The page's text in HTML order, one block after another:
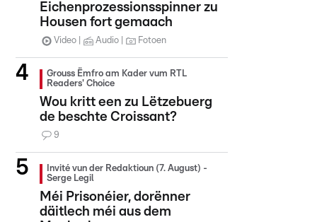
Eichenprozessionsspinner zu
Housen fort gemaach
Video Audio Fotoen
Grouss Ëmfro am Kader vum RTL
Readers' Choice
Wou kritt een zu Lëtzebuerg
de beschte Croissant?
9
Invité vun der Redaktioun (7. August) -
Serge Legil
Méi Prisonéier, dorënner
däitlech méi aus dem